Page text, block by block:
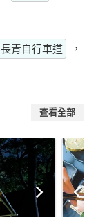
長青自行車道
，
查看全部